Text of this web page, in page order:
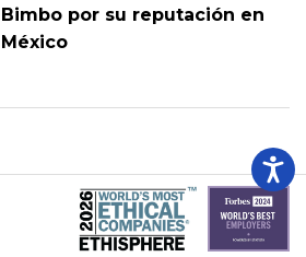
Bimbo por su reputación en
México